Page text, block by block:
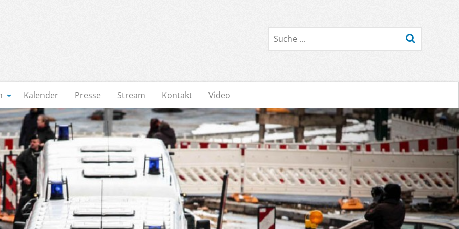
Suche
Kalender Presse Stream Kontakt Video